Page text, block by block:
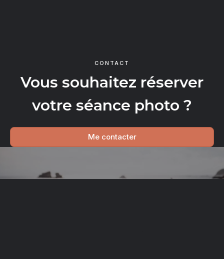
CONTACT
Vous souhaitez réserver
votre séance photo ?
Me contacter